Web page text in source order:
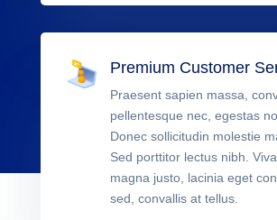
Premium Customer
Praesent sapien massa,
pellentesque nec, egestas
Donec sollicitudin molestie
Sed porttitor lectus nibh.
magna justo, lacinia eget
sed, convallis at tellus.